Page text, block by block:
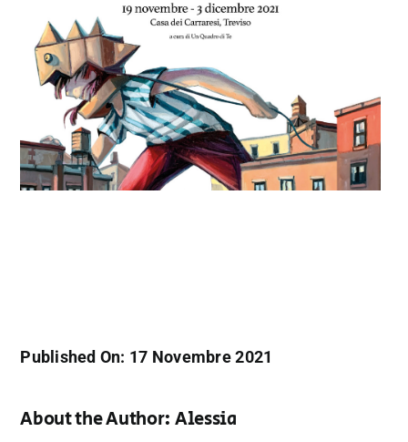
Published On: 17 Novembre 2021
About the Author: Alessia